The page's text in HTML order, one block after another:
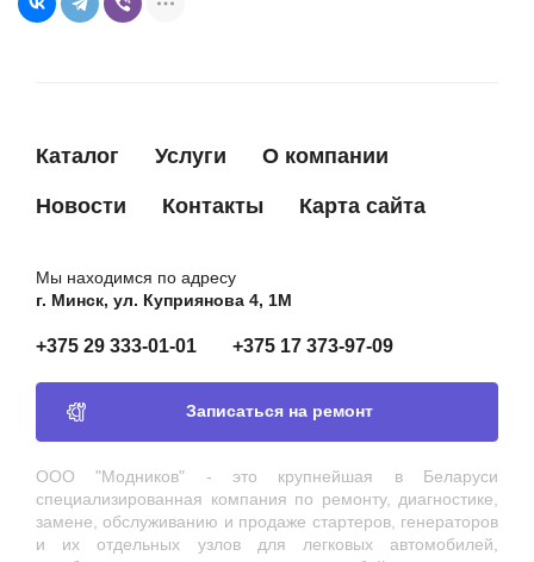
Каталог Услуги О компании
Новости Контакты Карта сайта
Мы находимся по адресу
г. Минск, ул. Куприянова 4, 1М
+375 29 333-01-01 +375 17 373-97-09
Записаться на ремонт
ООО "Модников" - это крупнейшая в Беларуси
специализированная компания по ремонту, диагностике,
замене, обслуживанию и продаже стартеров, генераторов
и их отдельных узлов для легковых автомобилей,